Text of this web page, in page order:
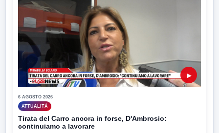
▶
6 AGOSTO 2026
ATTUALITÀ
Tirata del Carro ancora in forse, D'Ambrosio:
continuiamo a lavorare